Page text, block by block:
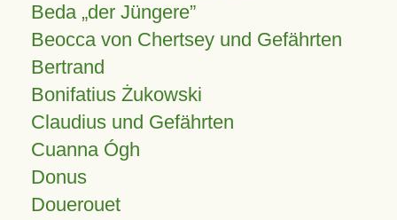
Beda „der Jüngere”
Beocca von Chertsey und Gefährten
Bertrand
Bonifatius Żukowski
Claudius und Gefährten
Cuanna Ógh
Donus
Douerouet